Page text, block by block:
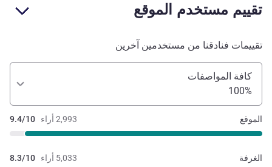
تقييم مستخدم الموقع
تقييمات فنادقنا من مستخدمين آخرين
كافة المواصفات
100%
2,993 أراء 9.4/10 الموقع
5,033 أراء 8.3/10 الغرفة